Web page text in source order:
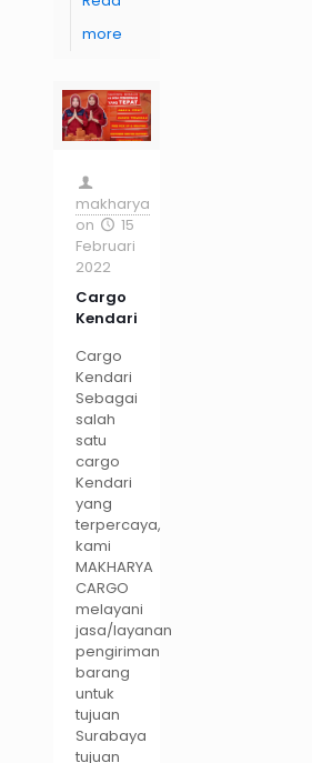
more
makharya
on
15
Februari
2022
Cargo
Kendari
Cargo
Kendari
Sebagai
salah
satu
cargo
Kendari
yang
terpercaya,
kami
MAKHARYA
CARGO
melayani
jasa/layanan
pengiriman
barang
untuk
tujuan
Surabaya
tujuan